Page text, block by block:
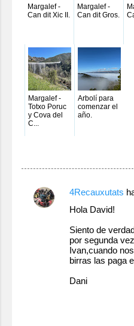
Margalef -
Can dit Xic II.
Margalef -
Can dit Gros.
Margalef -
Totxo Poruc
y Cova del
C...
Arbolí para
comenzar el
año.
C
o
4Recauxutats
Hola David!
Siento de
por segunda
Ivan,cuando
birras las paga
Dani